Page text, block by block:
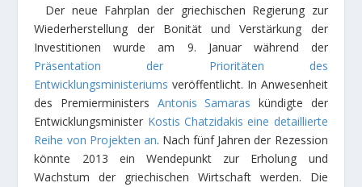
Der neue Fahrplan der griechischen Regierung zur
Wiederherstellung der Bonität und Verstärkung der
Investitionen wurde am 9. Januar während der
Präsentation der Prioritäten des
Entwicklungsministeriums veröffentlicht. In Anwesenheit
des Premierministers Antonis Samaras kündigte der
Entwicklungsminister Kostis Chatzidakis eine detaillierte
Reihe von Projekten an. Nach fünf Jahren der Rezession
könnte 2013 ein Wendepunkt zur Erholung und
Wachstum der griechischen Wirtschaft werden. Die